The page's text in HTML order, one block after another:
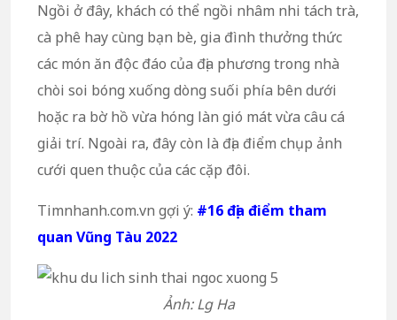
Ngồi ở đây, khách có thể ngồi nhâm nhi tách trà,
cà phê hay cùng bạn bè, gia đình thưởng thức
các món ăn độc đáo của địa phương trong nhà
chòi soi bóng xuống dòng suối phía bên dưới
hoặc ra bờ hồ vừa hóng làn gió mát vừa câu cá
giải trí. Ngoài ra, đây còn là địa điểm chụp ảnh
cưới quen thuộc của các cặp đôi.
Timnhanh.com.vn gợi ý: #16 địa điểm tham
quan Vũng Tàu 2022
Ảnh: Lg Ha